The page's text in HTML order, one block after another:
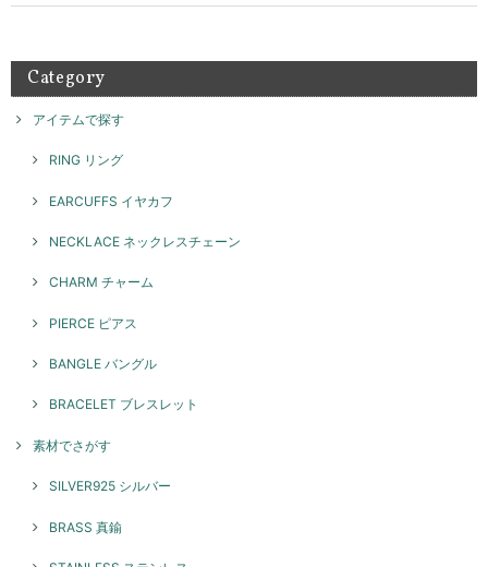
Category
アイテムで探す
RING リング
EARCUFFS イヤカフ
NECKLACE ネックレスチェーン
CHARM チャーム
PIERCE ピアス
BANGLE バングル
BRACELET ブレスレット
素材でさがす
SILVER925 シルバー
BRASS 真鍮